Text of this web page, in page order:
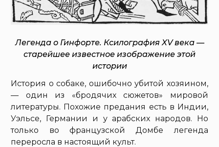
Легенда о Гинфорте. Ксилография XV века —
старейшее известное изображение этой
истории
История о собаке, ошибочно убитой хозяином,
— один из «бродячих сюжетов» мировой
литературы. Похожие предания есть в Индии,
Уэльсе, Германии и у арабских народов. Но
только во французской Домбе легенда
переросла в настоящий культ.